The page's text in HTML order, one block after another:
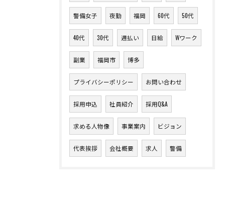
警備女子 夜勤 福岡 60代 50代
40代 30代 週払い 日給 Wワーク
副業 福岡市 博多
プライバシーポリシー お問い合わせ
採用申込 社員紹介 採用Q&A
求める人物像 事業案内 ビジョン
代表挨拶 会社概要 求人 警備